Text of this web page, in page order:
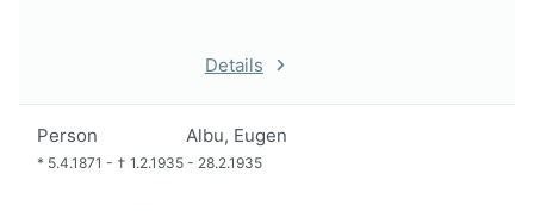
Details
Person Albu, Eugen
* 5.4.1871 - † 1.2.1935 - 28.2.1935